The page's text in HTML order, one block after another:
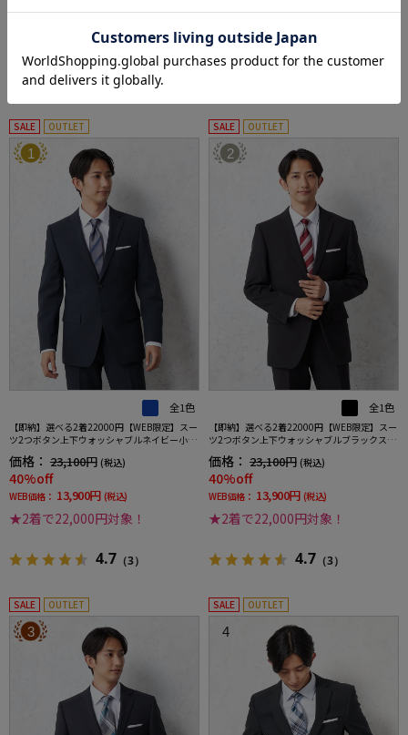
スーツ売れ筋ランキング
SALE OUTLET
1
全1色
【即納】選べる2着22000円【WEB限定】スー
ツ2つボタン上下ウォッシャブルネイビー小柄
3シーズン対応
価格： 23,100円 (税込)
40%off
WEB価格： 13,900円 (税込)
★2着で22,000円対象！
4.7 （3）
SALE OUTLET
2
全1色
【即納】選べる2着22000円【WEB限定】スー
ツ2つボタン上下ウォッシャブルブラックスト
ライプ3シーズン対応
価格： 23,100円 (税込)
40%off
WEB価格： 13,900円 (税込)
★2着で22,000円対象！
4.7 （3）
SALE OUTLET
3
SALE OUTLET
4